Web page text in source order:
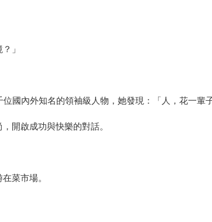
」
國內外知名的領袖級人物，她發現：「人，花一
開啟成功與快樂的對話。
菜市場。